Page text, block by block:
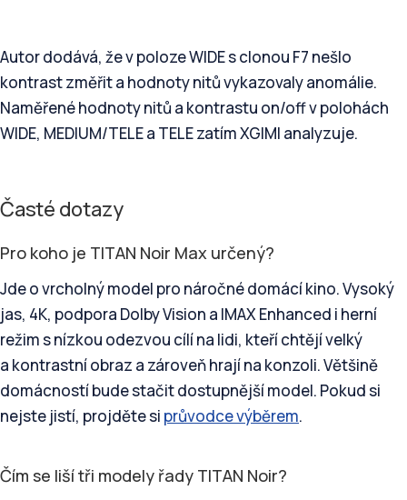
Autor dodává, že v poloze WIDE s clonou F7 nešlo
kontrast změřit a hodnoty nitů vykazovaly anomálie.
Naměřené hodnoty nitů a kontrastu on/off v polohách
WIDE, MEDIUM/TELE a TELE zatím XGIMI analyzuje.
Časté dotazy
Pro koho je TITAN Noir Max určený?
Jde o vrcholný model pro náročné domácí kino. Vysoký
jas, 4K, podpora Dolby Vision a IMAX Enhanced i herní
režim s nízkou odezvou cílí na lidi, kteří chtějí velký
a kontrastní obraz a zároveň hrají na konzoli. Většině
domácností bude stačit dostupnější model. Pokud si
nejste jistí, projděte si průvodce výběrem.
Čím se liší tři modely řady TITAN Noir?